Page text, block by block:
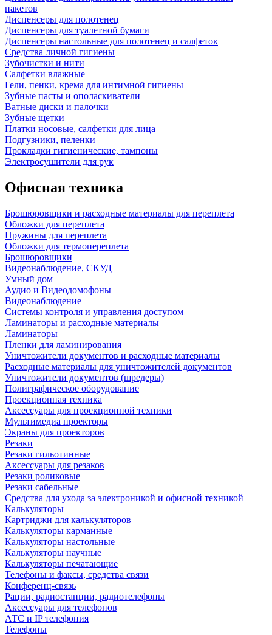
пакетов
Диспенсеры для полотенец
Диспенсеры для туалетной бумаги
Диспенсеры настольные для полотенец и салфеток
Средства личной гигиены
Зубочистки и нити
Салфетки влажные
Гели, пенки, крема для интимной гигиены
Зубные пасты и ополаскиватели
Ватные диски и палочки
Зубные щетки
Платки носовые, салфетки для лица
Подгузники, пеленки
Прокладки гигиенические, тампоны
Электросушители для рук
Офисная техника
Брошюровщики и расходные материалы для переплета
Обложки для переплета
Пружины для переплета
Обложки для термопереплета
Брошюровщики
Видеонаблюдение, СКУД
Умный дом
Аудио и Видеодомофоны
Видеонаблюдение
Системы контроля и управления доступом
Ламинаторы и расходные материалы
Ламинаторы
Пленки для ламинирования
Уничтожители документов и расходные материалы
Расходные материалы для уничтожителей документов
Уничтожители документов (шредеры)
Полиграфическое оборудование
Проекционная техника
Аксессуары для проекционной техники
Мультимедиа проекторы
Экраны для проекторов
Резаки
Резаки гильотинные
Аксессуары для резаков
Резаки роликовые
Резаки сабельные
Средства для ухода за электроникой и офисной техникой
Калькуляторы
Картриджи для калькуляторов
Калькуляторы карманные
Калькуляторы настольные
Калькуляторы научные
Калькуляторы печатающие
Телефоны и факсы, средства связи
Конференц-связь
Рации, радиостанции, радиотелефоны
Аксессуары для телефонов
АТС и IP телефония
Телефоны